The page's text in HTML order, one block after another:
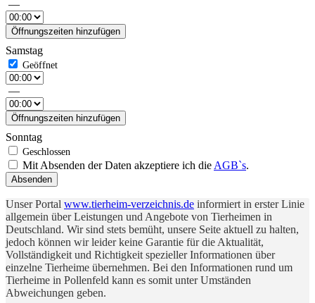
—
Öffnungszeiten hinzufügen
Samstag
—
Öffnungszeiten hinzufügen
Sonntag
Mit Absenden der Daten akzeptiere ich die AGB`s.
Absenden
Unser Portal www.tierheim-verzeichnis.de informiert in erster Linie
allgemein über Leistungen und Angebote von Tierheimen in
Deutschland. Wir sind stets bemüht, unsere Seite aktuell zu halten,
jedoch können wir leider keine Garantie für die Aktualität,
Vollständigkeit und Richtigkeit spezieller Informationen über
einzelne Tierheime übernehmen. Bei den Informationen rund um
Tierheime in Pollenfeld kann es somit unter Umständen
Abweichungen geben.